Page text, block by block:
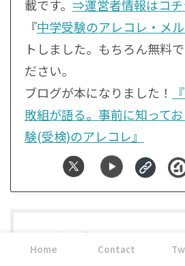
載です。 ⇒運営者情報はコチ
『中学受験のアレコレ・メ
トしました。もちろん無料
ださい。
ブログが本になりました！
敗組が語る。事前に知って
験(受検)のアレコレ』
Home Contact